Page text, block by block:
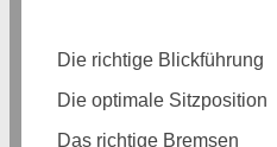
Die richtige Blickführung
Die optimale Sitzposition
Das richtige Bremsen